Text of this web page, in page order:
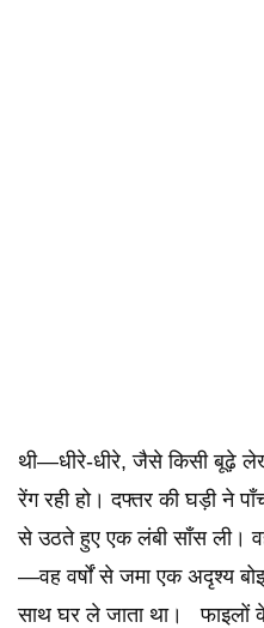
डर शाम
थी—धीरे-धीरे, जैसे किसी बूढ़े
रेंग रही हो। दफ्तर की घड़ी ने
से उठते हुए एक लंबी साँस ली।
—वह वर्षों से जमा एक अदृश्य
साथ घर ले जाता था। फाइलों